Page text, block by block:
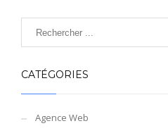
CATÉGORIES
Agence Web